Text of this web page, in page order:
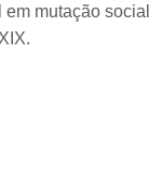
mutação social